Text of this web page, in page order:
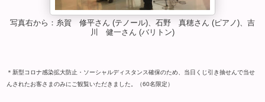
写真右から：糸賀 修平さん (テノール)、石野 真穂さん (ピアノ)、吉
川 健一さん (バリトン)
＊新型コロナ感染拡大防止・ソーシャルディスタンス確保のため、当日くじ引き抽せんで当せ
んされたお客さまのみにご観覧いただきました。（60名限定）